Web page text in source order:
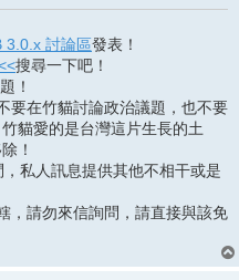
3.0.x 討論區發表！
搜尋一下吧！
！
要在竹貓討論政治議題，也不要
貓愛的是台灣這片生長的土
！
私人訊息提供其他不相干或是
，請勿來信詢問，請直接與該免